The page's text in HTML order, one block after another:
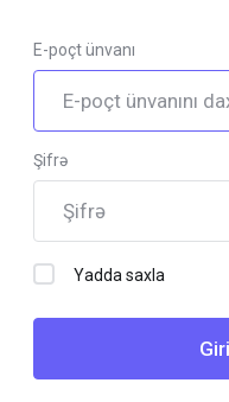
E-poçt ünvanı
Şifrə
Yadda saxla